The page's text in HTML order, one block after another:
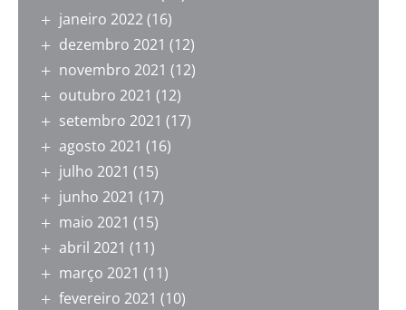
janeiro 2022(16)
dezembro 2021 (12)
novembro 2021 (12)
outubro 2021 (12)
setembro 2021 (17)
agosto 2021 (16)
julho 2021 (15)
junho 2021 (17)
maio 2021 (15)
abril 2021 (11)
março 2021 (11)
fevereiro 2021 (10)